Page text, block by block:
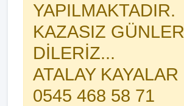
YAPILMAKTADIR.
KAZASIZ GÜNLER
DİLERİZ...
ATALAY KAYALAR
0545 468 58 71